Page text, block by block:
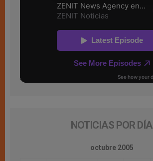
NOTICIAS POR DÍA
octubre 2005